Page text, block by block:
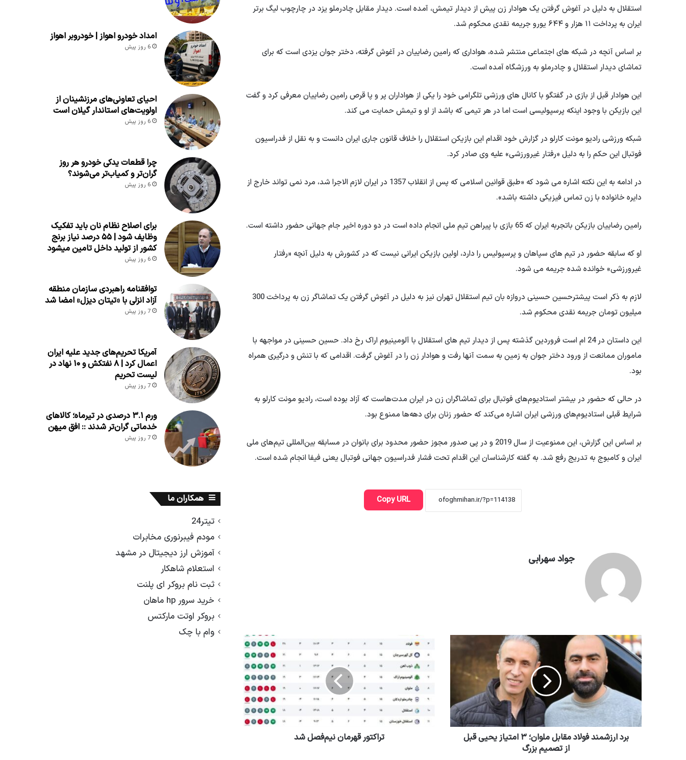
استقلال به دلیل در آغوش گرفتن یک هوادار زن پیش از دیدار تیمش، آمده است. دیدار مقابل چادرملو یزد در چارچوب لیگ برتر
ایران به پرداخت ۱۱ هزار و ۶۴۴ یورو جریمه نقدی محکوم شد.
بر اساس آنچه در شبکه های اجتماعی منتشر شده، هواداری که رامین رضاییان در آغوش گرفته، دختر جوان یزدی است که برای
تماشای دیدار استقلال و چادرملو به ورزشگاه آمده است.
این هوادار قبل از بازی در گفتگو با کانال های ورزشی تلگرامی خود را یکی از هواداران پر و پا قرص رامین رضاییان معرفی کرد و گفت
این بازیکن با وجود اینکه پرسپولیسی است اما در هر تیمی که باشد از او و تیمش حمایت می کند.
شبکه ورزشی رادیو مونت کارلو در گزارش خود اقدام این بازیکن استقلال را خلاف قانون جاری ایران دانست و به نقل از فدراسیون
فوتبال این حکم را به دلیل «رفتار غیرورزشی» علیه وی صادر کرد.
در ادامه به این نکته اشاره می شود که «طبق قوانین اسلامی که پس از انقلاب 1357 در ایران لازم الاجرا شد، مرد نمی تواند خارج از
دایره خانواده با زن تماس فیزیکی داشته باشد».
رامین رضاییان بازیکن باتجربه ایران که 65 بازی با پیراهن تیم ملی انجام داده است در دو دوره اخیر جام جهانی حضور داشته است.
او که سابقه حضور در تیم های سپاهان و پرسپولیس را دارد، اولین بازیکن ایرانی نیست که در کشورش به دلیل آنچه «رفتار
غیرورزشی» خوانده شده جریمه می شود.
لازم به ذکر است پیشترحسین حسینی دروازه بان تیم استقلال تهران نیز به دلیل در آغوش گرفتن یک تماشاگر زن به پرداخت 300
میلیون تومان جریمه نقدی محکوم شد.
این داستان در 24 ام است فروردین گذشته پس از دیدار تیم های استقلال با آلومینیوم اراک رخ داد. حسین حسینی در مواجهه با
ماموران ممانعت از ورود دختر جوان به زمین به سمت آنها رفت و هوادار زن را در آغوش گرفت. اقدامی که با تنش و درگیری همراه
بود.
در حالی که حضور در بیشتر استادیوم‌های فوتبال برای تماشاگران زن در ایران مدت‌هاست که آزاد بوده است، رادیو مونت کارلو به
شرایط قبلی استادیوم‌های ورزشی ایران اشاره می‌کند که حضور زنان برای دهه‌ها ممنوع بود.
بر اساس این گزارش، این ممنوعیت از سال 2019 و در پی صدور مجوز حضور محدود برای بانوان در مسابقه بین‌المللی تیم‌های ملی
ایران و کامبوج به تدریج رفع شد. به گفته کارشناسان این اقدام تحت فشار فدراسیون جهانی فوتبال یعنی فیفا انجام شده است.
Copy URL
جواد سهرابی
برد ارزشمند فولاد مقابل ملوان؛ ۳ امتیاز یحیی قبل
از تصمیم بزرگ
تراکتور قهرمان نیم‌فصل شد
امداد خودرو اهواز | خودروبر اهواز
6 روز پیش
احیای تعاونی‌های مرزنشینان از
اولویت‌های استاندار گیلان است
6 روز پیش
چرا قطعات یدکی خودرو هر روز
گران‌تر و کمیاب‌تر می‌شوند؟
6 روز پیش
برای اصلاح نظام نان باید تفکیک
وظایف شود | ۵۵ درصد نیاز برنج
کشور از تولید داخل تامین میشود
6 روز پیش
توافقنامه راهبردی سازمان منطقه
آزاد انزلی با «تیتان دیزل» امضا شد
7 روز پیش
آمریکا تحریم‌های جدید علیه ایران
اعمال کرد | ۸ نفتکش و ۱۰ نهاد در
لیست تحریم
7 روز پیش
ورم ۳.۱ درصدی در تیرماه؛ کالاهای
خدماتی گران‌تر شدند :: افق میهن
7 روز پیش
همکاران ما
تیتر24
مودم فیبرنوری مخابرات
آموزش ارز دیجیتال در مشهد
استعلام شاهکار
ثبت نام بروکر ای پلنت
خرید سرور hp ماهان
بروکر اوتت مارکتس
وام با چک